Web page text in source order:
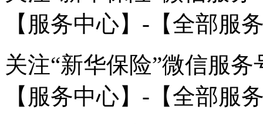
【服务中心】-【全部服
关注“新华保险”微信服
【服务中心】-【全部服